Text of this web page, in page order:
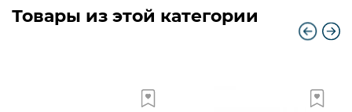
Товары из этой категории